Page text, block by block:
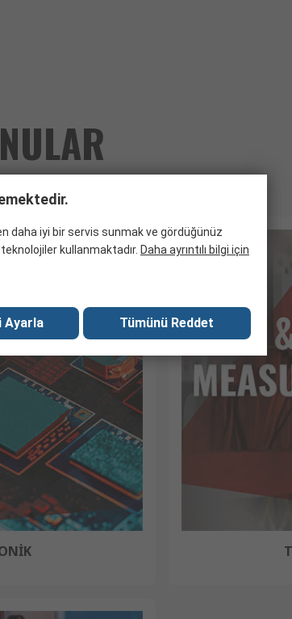
daha iyi bir servis sunmak ve gördüğünüz
kullanmaktadır. Daha ayrıntılı bilgi için
Ayarla Tümünü Reddet